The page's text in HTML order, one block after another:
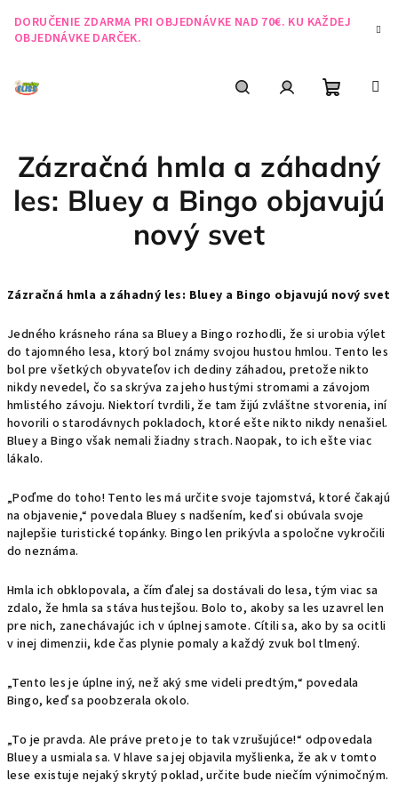
obsah
DORUČENIE ZDARMA PRI OBJEDNÁVKE NAD 70€. KU KAŽDEJ
OBJEDNÁVKE DARČEK.
košík
Zázračná hmla a záhadný
les: Bluey a Bingo objavujú
nový svet
Zázračná hmla a záhadný les: Bluey a Bingo objavujú nový svet
Jedného krásneho rána sa Bluey a Bingo rozhodli, že si urobia výlet
do tajomného lesa, ktorý bol známy svojou hustou hmlou. Tento les
bol pre všetkých obyvateľov ich dediny záhadou, pretože nikto
nikdy nevedel, čo sa skrýva za jeho hustými stromami a závojom
hmlistého závoju. Niektorí tvrdili, že tam žijú zvláštne stvorenia, iní
hovorili o starodávnych pokladoch, ktoré ešte nikto nikdy nenašiel.
Bluey a Bingo však nemali žiadny strach. Naopak, to ich ešte viac
lákalo.
„Poďme do toho! Tento les má určite svoje tajomstvá, ktoré čakajú
na objavenie,“ povedala Bluey s nadšením, keď si obúvala svoje
najlepšie turistické topánky. Bingo len prikývla a spoločne vykročili
do neznáma.
Hmla ich obklopovala, a čím ďalej sa dostávali do lesa, tým viac sa
zdalo, že hmla sa stáva hustejšou. Bolo to, akoby sa les uzavrel len
pre nich, zanechávajúc ich v úplnej samote. Cítili sa, ako by sa ocitli
v inej dimenzii, kde čas plynie pomaly a každý zvuk bol tlmený.
„Tento les je úplne iný, než aký sme videli predtým,“ povedala
Bingo, keď sa poobzerala okolo.
„To je pravda. Ale práve preto je to tak vzrušujúce!“ odpovedala
Bluey a usmiala sa. V hlave sa jej objavila myšlienka, že ak v tomto
lese existuje nejaký skrytý poklad, určite bude niečím výnimočným.